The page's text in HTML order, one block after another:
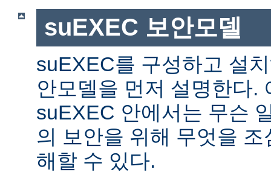
suEXEC 보안모델
suEXEC를 구성하고 설
안모델을 먼저 설명한다.
suEXEC 안에서는 무슨
의 보안을 위해 무엇을
해할 수 있다.